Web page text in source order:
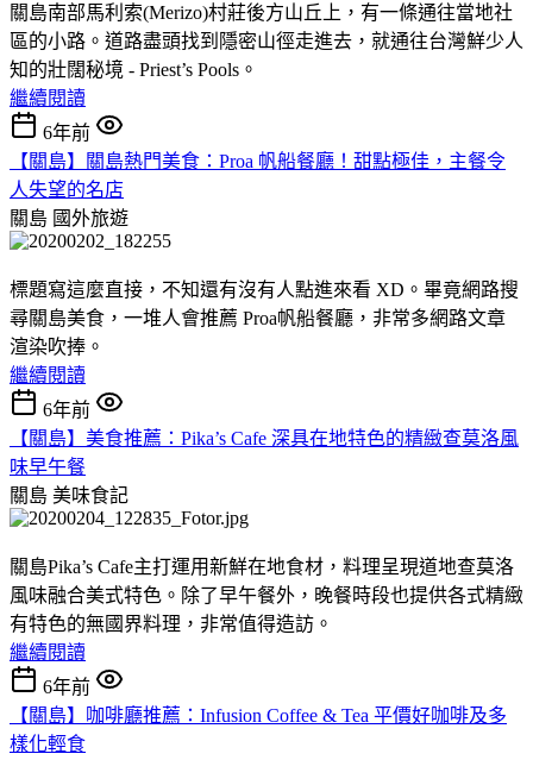
關島南部馬利索(Merizo)村莊後方山丘上，有一條通往當地社
區的小路。道路盡頭找到隱密山徑走進去，就通往台灣鮮少人
知的壯闊秘境 - Priest’s Pools。
繼續閱讀
6年前
【關島】關島熱門美食：Proa 帆船餐廳！甜點極佳，主餐令
人失望的名店
關島 國外旅遊
標題寫這麼直接，不知還有沒有人點進來看 XD。畢竟網路搜
尋關島美食，一堆人會推薦 Proa帆船餐廳，非常多網路文章
渲染吹捧。
繼續閱讀
6年前
【關島】美食推薦：Pika’s Cafe 深具在地特色的精緻查莫洛風
味早午餐
關島 美味食記
關島Pika’s Cafe主打運用新鮮在地食材，料理呈現道地查莫洛
風味融合美式特色。除了早午餐外，晚餐時段也提供各式精緻
有特色的無國界料理，非常值得造訪。
繼續閱讀
6年前
【關島】咖啡廳推薦：Infusion Coffee & Tea 平價好咖啡及多
樣化輕食